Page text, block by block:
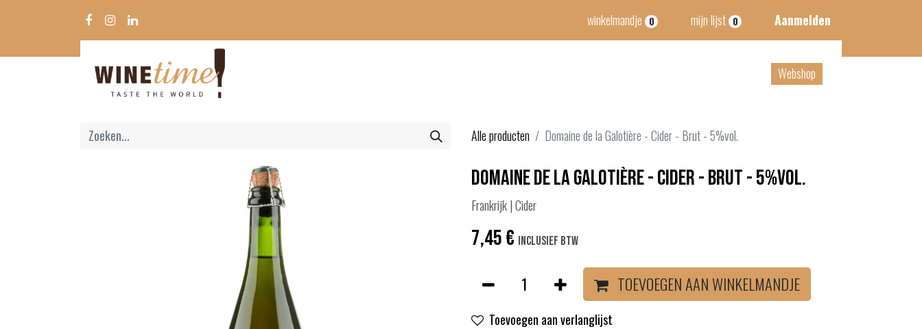
winkelmandje 0 mijn lijst 0 Aanmelden
Webshop
Alle producten Domaine de la Galotière - Cider - Brut - 5%vol.
Domaine de la Galotière - Cider - Brut - 5%vol.
Frankrijk | Cider
7,45€ Inclusief btw
TOEVOEGEN AAN WINKELMANDJE
Toevoegen aan verlanglijst